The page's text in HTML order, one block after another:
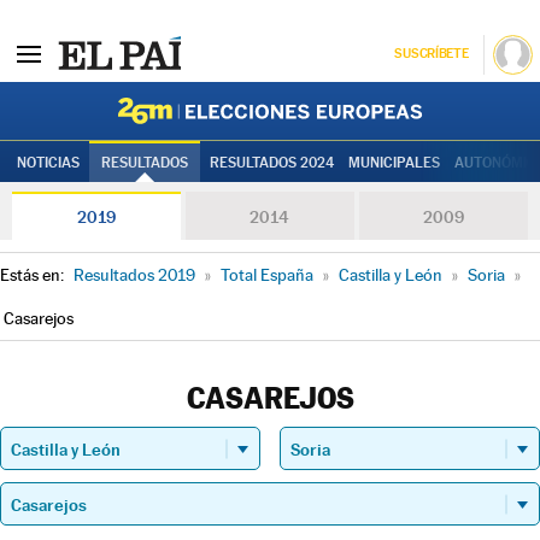
SUSCRÍBETE
NOTICIAS RESULTADOS RESULTADOS 2024 MUNICIPALES
2019 2014 2009
Estás en: Resultados 2019 » Total España » Castilla y León » Soria »
Casarejos
CASAREJOS